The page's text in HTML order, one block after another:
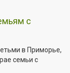
с
в Приморье,
семьи с